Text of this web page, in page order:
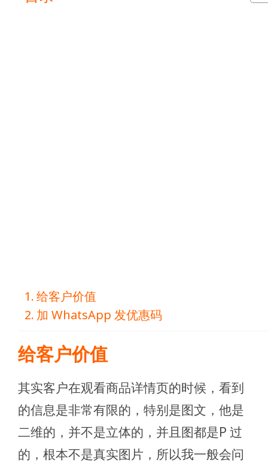
给客户价值
加 WhatsApp 发优惠码
给客户价值
其实客户在观看商品详情页的时候，看到
的信息是非常有限的，特别是图文，他是
二维的，并不是立体的，并且图都是P 过
的，根本不是真实图片，所以我一般会问